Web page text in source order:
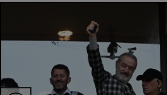
Natație
Formula 1
Gimnastică
Auto